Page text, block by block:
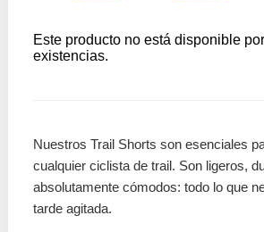
Este producto no está disponible
existencias.
Nuestros Trail Shorts son esenciales
cualquier ciclista de trail. Son ligeros,
absolutamente cómodos: todo lo que
tarde agitada.